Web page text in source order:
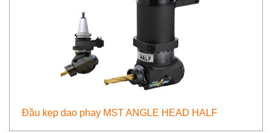
Đầu kẹp dao phay MST ANGLE HEAD HALF